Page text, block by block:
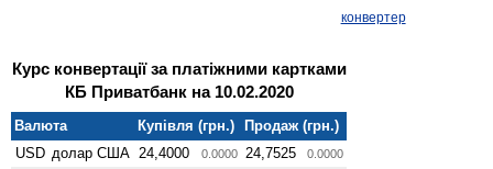
конвертер
Курс конвертації за платіжними картками
КБ Приватбанк на 10.02.2020
Валюта Купівля (грн.)
Продаж (грн.)
USD долар США 24,4000 0.0000 24,7525 0.0000